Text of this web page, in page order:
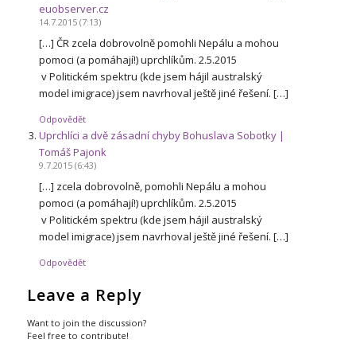
euobserver.cz
14.7.2015 (7:13)
[…] ČR zcela dobrovolně pomohli Nepálu a mohou
pomoci (a pomáhají!) uprchlíkům. 2.5.2015
v Politickém spektru (kde jsem hájil australský
model imigrace) jsem navrhoval ještě jiné řešení. […]
Odpovědět
Uprchlíci a dvě zásadní chyby Bohuslava Sobotky |
Tomáš Pajonk
9.7.2015 (6:43)
[…] zcela dobrovolně, pomohli Nepálu a mohou
pomoci (a pomáhají!) uprchlíkům. 2.5.2015
v Politickém spektru (kde jsem hájil australský
model imigrace) jsem navrhoval ještě jiné řešení. […]
Odpovědět
Leave a Reply
Want to join the discussion?
Feel free to contribute!